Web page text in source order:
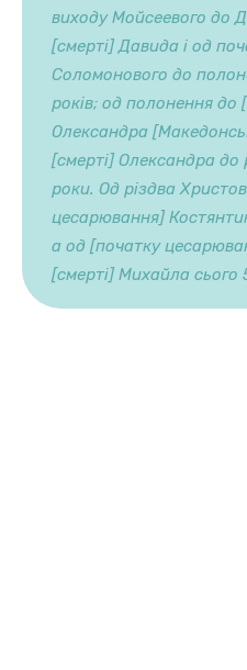
виходу Мойсеевого до
[смерті] Давида і од
Соломонового до
років; од полонення
Олександра
[смерті] Олександра до
роки. Од різдва
цесарювання]
а од [початку
[смерті] Михайла сього